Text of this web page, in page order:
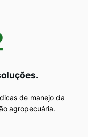
de manejo da
agropecuária.